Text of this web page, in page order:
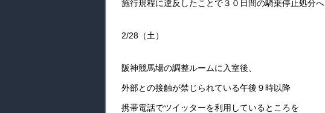
施行規程に違反したことで３０日間の騎乗停止処分へ
2/28（土）
阪神競馬場の調整ルームに入室後、
外部との接触が禁じられている午後９時以降
携帯電話でツイッターを利用しているところを